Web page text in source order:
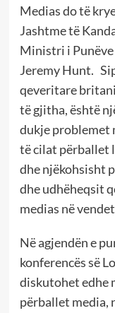
Medias do të
Jashtme të
Ministri i
Jeremy Hunt.
qeveritare
të gjitha, është
dukje problemet
të cilat përballet
dhe njëkohsisht
dhe udhëheqsit
medias në
Në agjendën e
konferencës së
diskutohet edhe
përballet media,